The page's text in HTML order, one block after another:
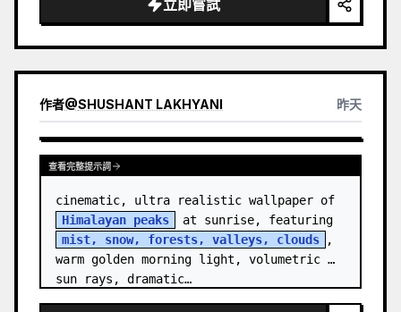
clouds from the bottom…
立即嘗試
作者@SHUSHANT LAKHYANI 昨天
查看完整提示詞
Himalayan peaks
mist, snow, forests, valleys, clouds
,
warm golden morning light, volumetric
sun rays, dramatic…